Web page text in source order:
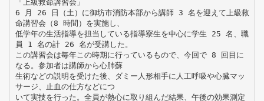
「上級救命講習会」
6 月 26 日（土）に御坊市消防本部から講師 3 名を迎えて上級救
命講習会（8 時間）を実施し、
低学年の生活指導を担当している指導寮生を中心に学生 25 名、職
員 1 名の計 26 名が受講した。
この講習会は毎年この時期に行っているもので、今回で 8 回目に
なる。参加者は講師から心肺蘇
生術などの説明を受けた後、ダミー人形相手に人工呼吸や心臓マッ
サージ、止血の仕方などにつ
いて実技を行った。全員が熱心に取り組んだ結果、午後の効果測定